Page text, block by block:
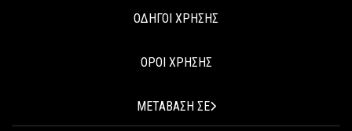
ΟΔΗΓΟΙ ΧΡΗΣΗΣ
ΟΡΟΙ ΧΡΗΣΗΣ
ΜΕΤΑΒΑΣΗ ΣΕ